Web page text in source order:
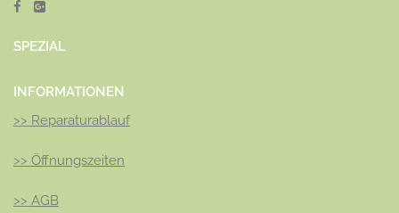
SPEZIAL
INFORMATIONEN
>> Reparaturablauf
>> Öffnungszeiten
>> AGB